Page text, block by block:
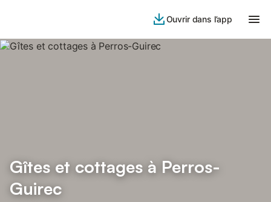
Ouvrir dans l’app
Gîtes et cottages à Perros-
Guirec